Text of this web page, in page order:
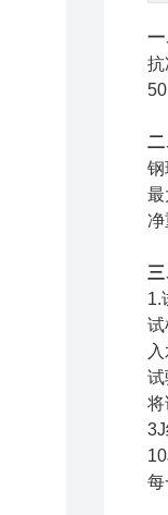
一
抗
二
钢
最
净
1.
试
试
将
每